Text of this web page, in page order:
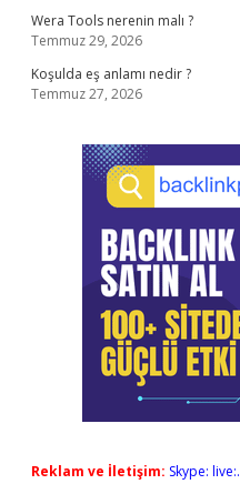
Wera Tools nerenin malı ?
Temmuz 29, 2026
Koşulda eş anlamı nedir ?
Temmuz 27, 2026
Reklam ve İletişim: Skype: